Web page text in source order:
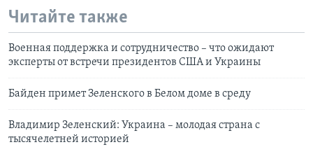
Читайте также
Военная поддержка и сотрудничество – что ожидают
эксперты от встречи президентов США и Украины
Байден примет Зеленского в Белом доме в среду
Владимир Зеленский: Украина – молодая страна с
тысячелетней историей